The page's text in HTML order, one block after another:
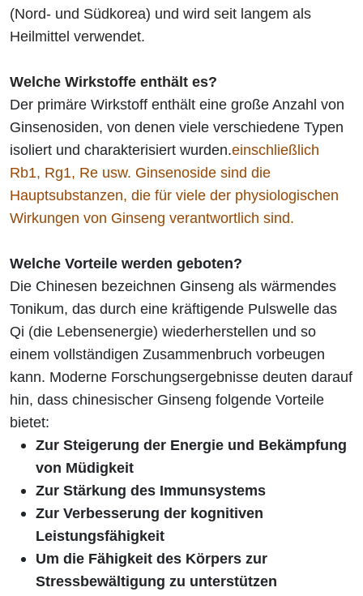
(Nord- und Südkorea) und wird seit langem als
Heilmittel verwendet.
Welche Wirkstoffe enthält es?
Der primäre Wirkstoff enthält eine große Anzahl von
Ginsenosiden, von denen viele verschiedene Typen
isoliert und charakterisiert wurden.einschließlich
Rb1, Rg1, Re usw. Ginsenoside sind die
Hauptsubstanzen, die für viele der physiologischen
Wirkungen von Ginseng verantwortlich sind.
Welche Vorteile werden geboten?
Die Chinesen bezeichnen Ginseng als wärmendes
Tonikum, das durch eine kräftigende Pulswelle das
Qi (die Lebensenergie) wiederherstellen und so
einem vollständigen Zusammenbruch vorbeugen
kann. Moderne Forschungsergebnisse deuten darauf
hin, dass chinesischer Ginseng folgende Vorteile
bietet:
Zur Steigerung der Energie und Bekämpfung
von Müdigkeit
Zur Stärkung des Immunsystems
Zur Verbesserung der kognitiven
Leistungsfähigkeit
Um die Fähigkeit des Körpers zur
Stressbewältigung zu unterstützen